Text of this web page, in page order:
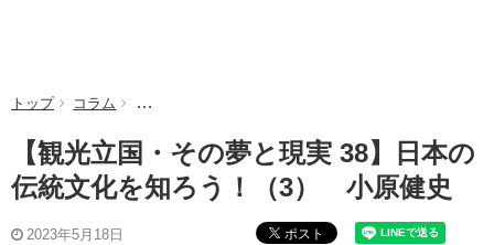
トップ コラム 【観光立国・その夢と現実 38】日本の伝統文化を知
【観光立国・その夢と現実 38】日本の
伝統文化を知ろう！（3） 小原健史
2023年5月18日 ポスト